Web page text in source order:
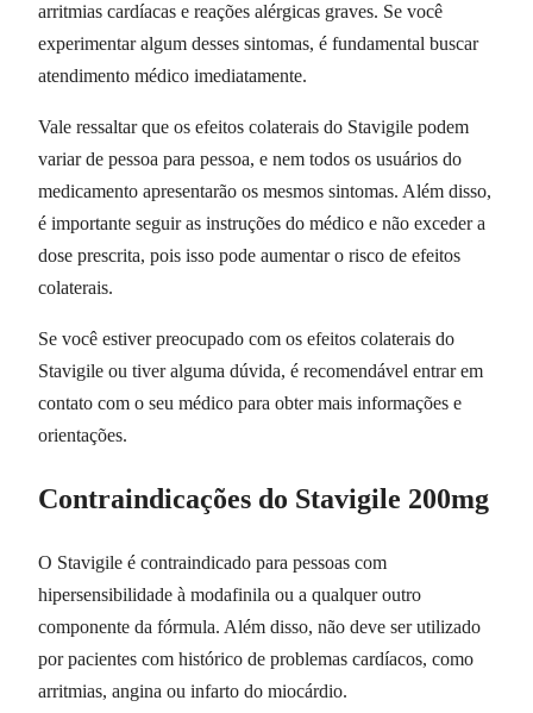
arritmias cardíacas e reações alérgicas graves. Se você
experimentar algum desses sintomas, é fundamental buscar
atendimento médico imediatamente.
Vale ressaltar que os efeitos colaterais do Stavigile podem
variar de pessoa para pessoa, e nem todos os usuários do
medicamento apresentarão os mesmos sintomas. Além disso,
é importante seguir as instruções do médico e não exceder a
dose prescrita, pois isso pode aumentar o risco de efeitos
colaterais.
Se você estiver preocupado com os efeitos colaterais do
Stavigile ou tiver alguma dúvida, é recomendável entrar em
contato com o seu médico para obter mais informações e
orientações.
Contraindicações do Stavigile 200mg
O Stavigile é contraindicado para pessoas com
hipersensibilidade à modafinila ou a qualquer outro
componente da fórmula. Além disso, não deve ser utilizado
por pacientes com histórico de problemas cardíacos, como
arritmias, angina ou infarto do miocárdio.